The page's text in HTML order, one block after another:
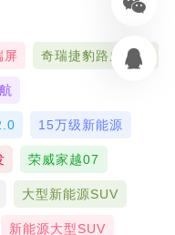
屏 奇瑞捷豹路虎联合
15万级新能源
荣威家越07
大型新能源SUV
新能源大型SUV